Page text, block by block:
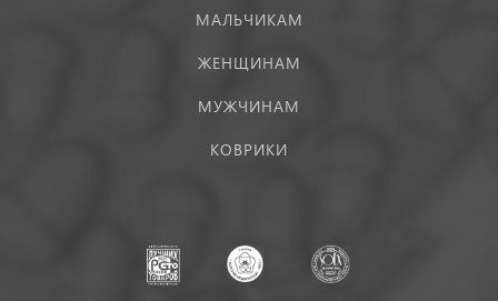
МАЛЬЧИКАМ
ЖЕНЩИНАМ
МУЖЧИНАМ
КОВРИКИ